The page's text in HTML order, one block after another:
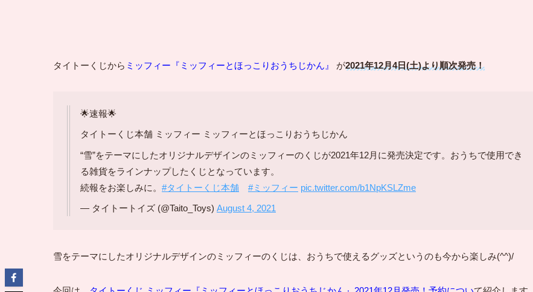
タイトーくじから ミッフィー『ミッフィーとほっこりおうちじかん』 が2021年12月4日(土)より順次発売！
🌟速報🌟
タイトーくじ本舗 ミッフィー ミッフィーとほっこりおうちじかん
“雪”をテーマにしたオリジナルデザインのミッフィーのくじが2021年12月に発売決定です。おうちで使用でき
る雑貨をラインナップしたくじとなっています。
続報をお楽しみに。 #タイトーくじ本舗 #ミッフィー pic.twitter.com/b1NpKSLZme
— タイトートイズ (@Taito_Toys) August 4, 2021
雪をテーマにしたオリジナルデザインのミッフィーのくじは、おうちで使えるグッズというのも今から楽しみ(^^)/